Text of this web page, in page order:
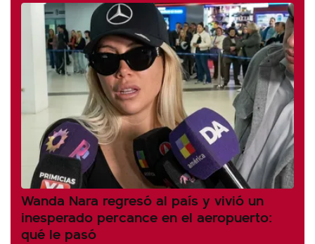
Wanda Nara regresó al país y vivió un
inesperado percance en el aeropuerto:
qué le pasó